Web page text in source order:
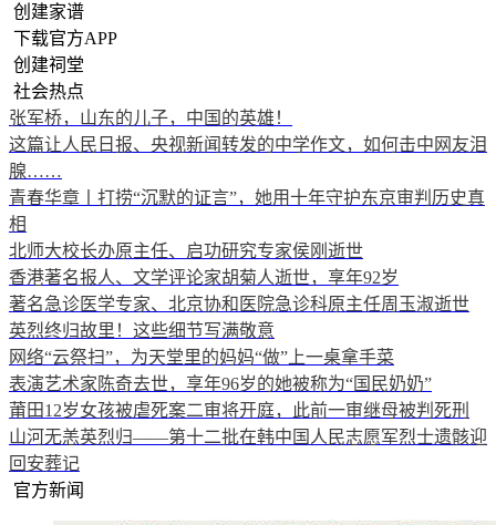
创建家谱
下载官方APP
创建祠堂
社会热点
张军桥，山东的儿子，中国的英雄！
这篇让人民日报、央视新闻转发的中学作文，如何击中网友泪
腺……
青春华章丨打捞“沉默的证言”，她用十年守护东京审判历史真
相
北师大校长办原主任、启功研究专家侯刚逝世
香港著名报人、文学评论家胡菊人逝世，享年92岁
著名急诊医学专家、北京协和医院急诊科原主任周玉淑逝世
英烈终归故里！这些细节写满敬意
网络“云祭扫”，为天堂里的妈妈“做”上一桌拿手菜
表演艺术家陈奇去世，享年96岁的她被称为“国民奶奶”
莆田12岁女孩被虐死案二审将开庭，此前一审继母被判死刑
山河无恙英烈归——第十二批在韩中国人民志愿军烈士遗骸迎
回安葬记
官方新闻